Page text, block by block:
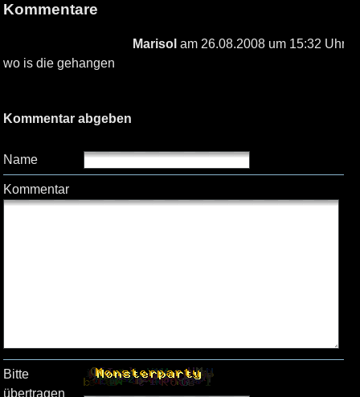
Kommentare
Marisol am 26.08.2008 um 15:32 Uhr
wo is die gehangen
Kommentar abgeben
Name
Kommentar
Bitte
übertragen